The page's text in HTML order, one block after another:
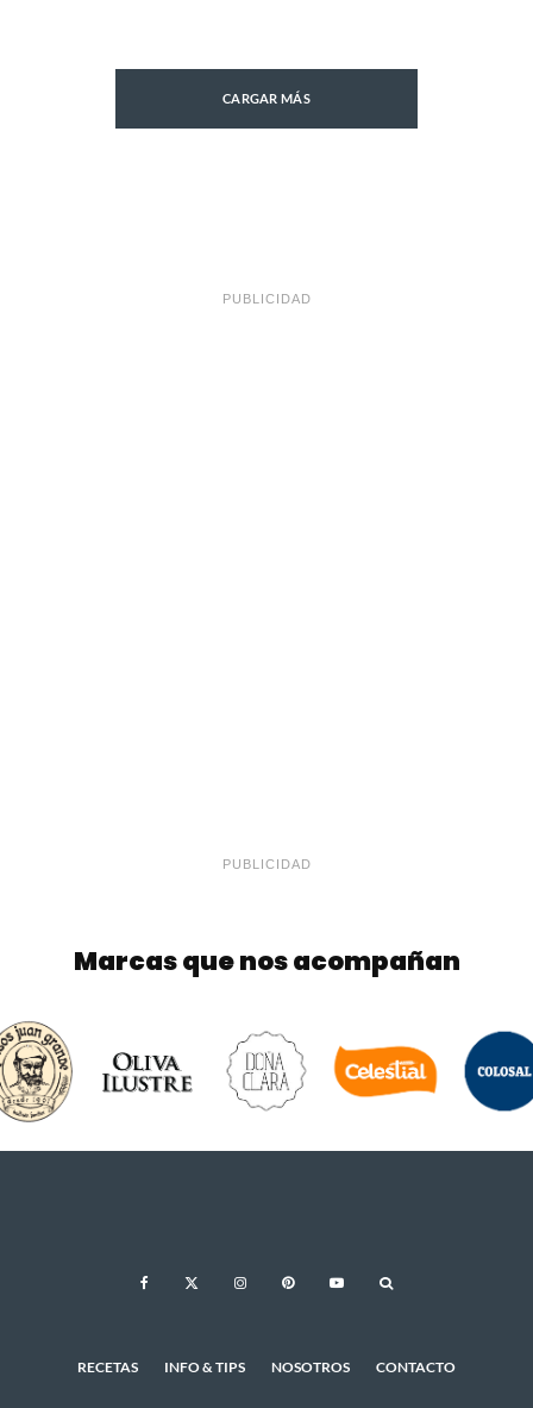
CARGAR MÁS
PUBLICIDAD
PUBLICIDAD
Marcas que nos acompañan
RECETAS INFO & TIPS NOSOTROS CONTACTO